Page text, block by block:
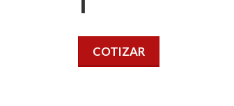
COTIZAR